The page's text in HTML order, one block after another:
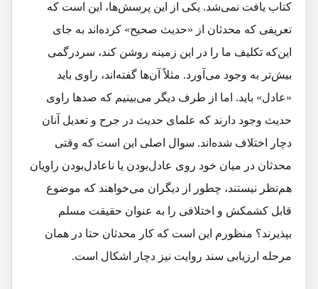
کتاب یافت نمی‌شد. یکی از این پرسش‌ها، این است که
تعریفی که محدثان از «حدیث صحیح» کرده‌اند به جای
این‌که تکلیف ما را در این زمینه روشن کند، سردرگمی
بیش‌تر به وجود می‌آورد. مثلاً آن‌ها گفته‌اند، راوی باید
«عادل» باید. اما از طرف دیگر می‌بینیم که صدها راوی
حدیث وجود دارند که علمای حدیث در جرح و تعدیل آنان
دچار اختلاف شده‌اند. سوال اصلی این است که وقتی
محدثان در میان خود روی عادل‌بودن یا ناعادل‌بودن راویان
هم‌نظر نیستند، چطور از دیگران می‌خواهند که موضوع
قابل کشمکش و اختلافی را به عنوان حقیقت مسلم
بپذیرند؟ منظورم این است که کار محدثان حتا در همان
مرحله ارزیابی سند روایت نیز دچار اشکال است.